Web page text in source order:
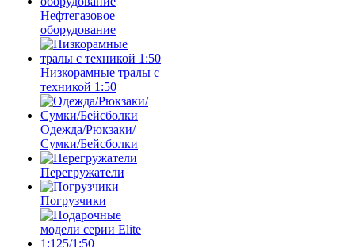
Нефтегазовое
оборудование
Низкорамные тралы с
техникой 1:50
Одежда/Рюкзаки/
Сумки/Бейсболки
Перегружатели
Погрузчики